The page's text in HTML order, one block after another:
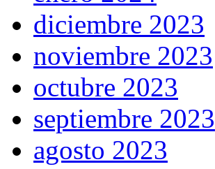
diciembre 2023
noviembre 2023
octubre 2023
septiembre 2023
agosto 2023